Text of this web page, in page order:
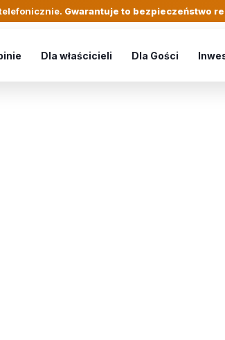
Gwarantuje to bezpieczeństwo
Dla właścicieli Dla Gości